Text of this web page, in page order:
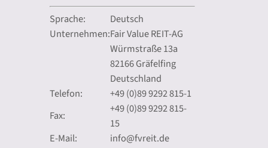
Sprache:
Deutsch
Unternehmen:Fair Value REIT-AG
Würmstraße 13a
82166 Gräfelfing
Deutschland
Telefon:
+49 (0)89 9292 815-1
Fax:
+49 (0)89 9292 815-
15
E-Mail:
info@fvreit.de